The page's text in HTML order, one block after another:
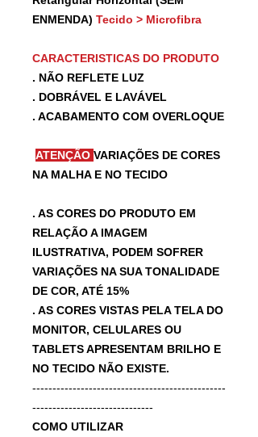
ENMENDA) Tecido > Microfibra
CARACTERISTICAS DO PRODUTO
. NÃO REFLETE LUZ
. DOBRÁVEL E LAVÁVEL
. ACABAMENTO COM OVERLOQUE
ATENÇÃO VARIAÇÕES DE CORES
NA MALHA E NO TECIDO
. AS CORES DO PRODUTO EM
RELAÇÃO A IMAGEM
ILUSTRATIVA, PODEM SOFRER
VARIAÇÕES NA SUA TONALIDADE
DE COR, ATÉ 15%
. AS CORES VISTAS PELA TELA DO
MONITOR, CELULARES OU
TABLETS APRESENTAM BRILHO E
NO TECIDO NÃO EXISTE.
------------------------------------------------
------------------------------
COMO UTILIZAR